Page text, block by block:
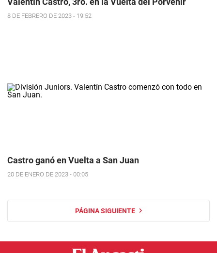
8 DE FEBRERO DE 2023 - 19:52
Castro ganó en Vuelta a San Juan
20 DE ENERO DE 2023 - 00:05
PÁGINA SIGUIENTE